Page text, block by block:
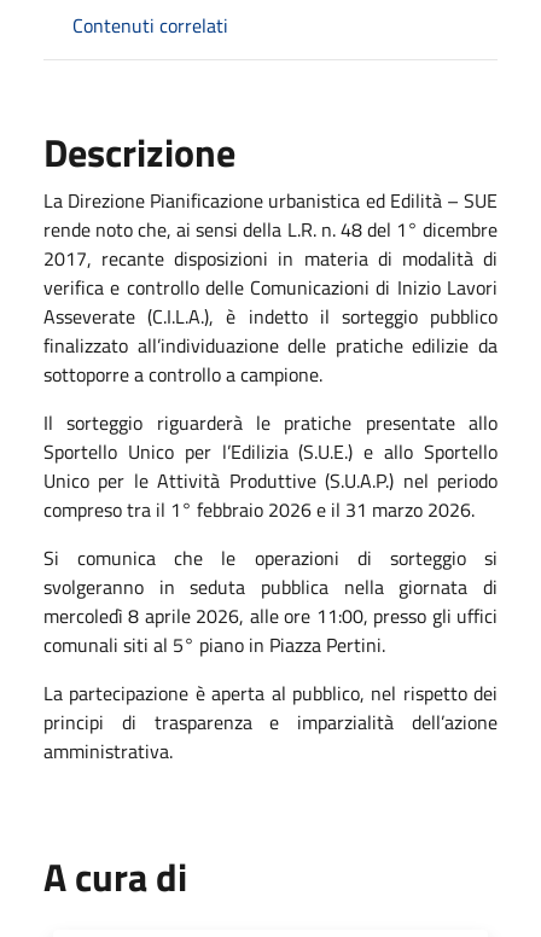
Contenuti correlati
Descrizione
La Direzione Pianificazione urbanistica ed Edilità – SUE
rende noto che, ai sensi della L.R. n. 48 del 1° dicembre
2017, recante disposizioni in materia di modalità di
verifica e controllo delle Comunicazioni di Inizio Lavori
Asseverate (C.I.L.A.), è indetto il sorteggio pubblico
finalizzato all’individuazione delle pratiche edilizie da
sottoporre a controllo a campione.
Il sorteggio riguarderà le pratiche presentate allo
Sportello Unico per l’Edilizia (S.U.E.) e allo Sportello
Unico per le Attività Produttive (S.U.A.P.) nel periodo
compreso tra il 1° febbraio 2026 e il 31 marzo 2026.
Si comunica che le operazioni di sorteggio si
svolgeranno in seduta pubblica nella giornata di
mercoledì 8 aprile 2026, alle ore 11:00, presso gli uffici
comunali siti al 5° piano in Piazza Pertini.
La partecipazione è aperta al pubblico, nel rispetto dei
principi di trasparenza e imparzialità dell’azione
amministrativa.
A cura di